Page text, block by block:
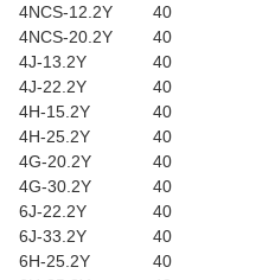
4NCS-12.2Y
40
4NCS-20.2Y
40
4J-13.2Y
40
4J-22.2Y
40
4H-15.2Y
40
4H-25.2Y
40
4G-20.2Y
40
4G-30.2Y
40
6J-22.2Y
40
6J-33.2Y
40
6H-25.2Y
40